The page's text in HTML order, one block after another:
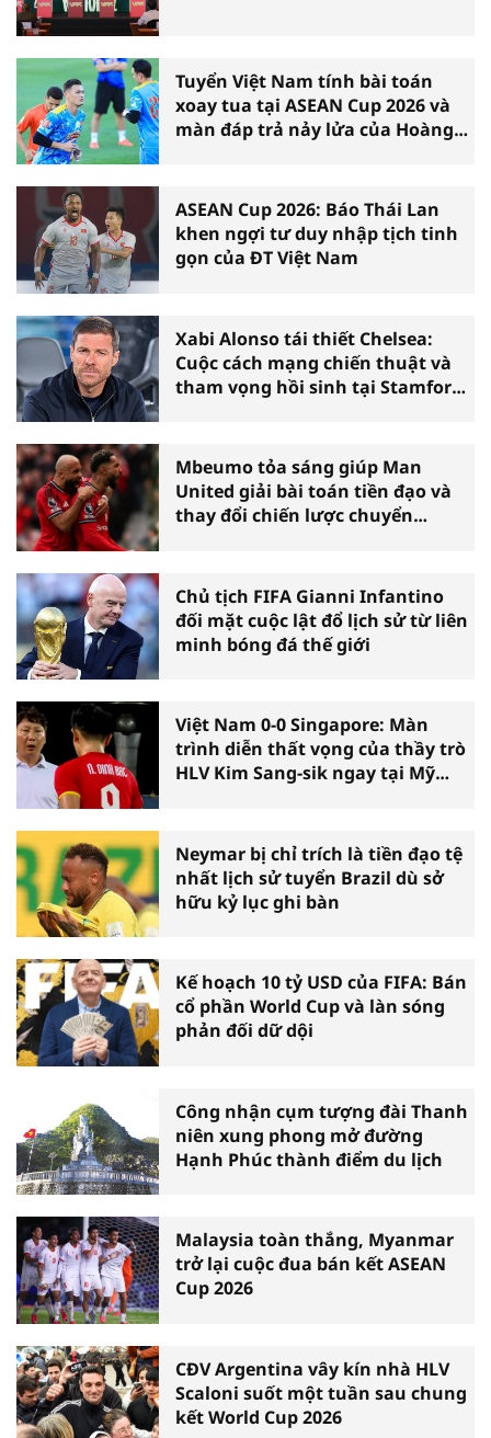
Tuyển Việt Nam tính bài toán
xoay tua tại ASEAN Cup 2026 và
màn đáp trả nảy lửa của Hoàng
ASEAN Cup 2026: Báo Thái Lan
khen ngợi tư duy nhập tịch tinh
gọn của ĐT Việt Nam
Xabi Alonso tái thiết Chelsea:
Cuộc cách mạng chiến thuật và
tham vọng hồi sinh tại Stamford
Mbeumo tỏa sáng giúp Man
United giải bài toán tiền đạo và
thay đổi chiến lược chuyển
Chủ tịch FIFA Gianni Infantino
đối mặt cuộc lật đổ lịch sử từ liên
minh bóng đá thế giới
Việt Nam 0-0 Singapore: Màn
trình diễn thất vọng của thầy trò
HLV Kim Sang-sik ngay tại Mỹ
Neymar bị chỉ trích là tiền đạo tệ
nhất lịch sử tuyển Brazil dù sở
hữu kỷ lục ghi bàn
Kế hoạch 10 tỷ USD của FIFA: Bán
cổ phần World Cup và làn sóng
phản đối dữ dội
Công nhận cụm tượng đài Thanh
niên xung phong mở đường
Hạnh Phúc thành điểm du lịch
Malaysia toàn thắng, Myanmar
trở lại cuộc đua bán kết ASEAN
Cup 2026
CĐV Argentina vây kín nhà HLV
Scaloni suốt một tuần sau chung
kết World Cup 2026